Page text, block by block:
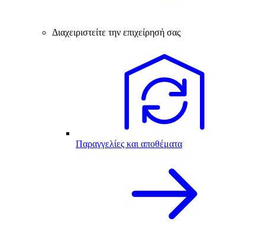
Διαχειριστείτε την επιχείρησή σας
Παραγγελίες και αποθέματα